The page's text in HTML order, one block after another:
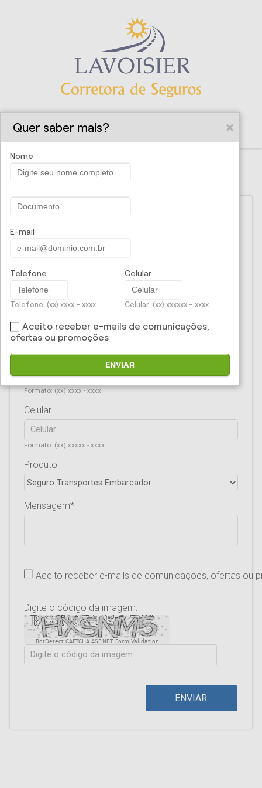
SOLICITE UMA PROPOSTA
E-mail
Telefone
Formato: (xx) xxxx - xxxx
Celular
Formato: (xx) xxxxx - xxxx
Produto
Mensagem
Aceito receber e-mails de comunicações, ofertas ou
Digite o código da imagem:
BotDetect CAPTCHA ASP.NET Form Validation
ENVIAR
Quer saber mais?
Nome
E-mail
Telefone
Telefone: (xx) xxxx - xxxx
Celular
Celular: (xx) xxxxxx - xxxx
Aceito receber e-mails de comunicações,
ofertas ou promoções
ENVIAR